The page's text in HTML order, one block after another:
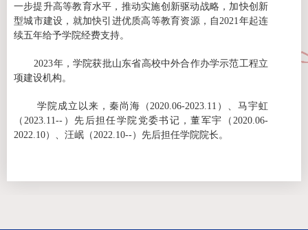
一步提升高等教育水平，推动实施创新驱动战略，加快创新
型城市建设，就加快引进优质高等教育资源， 自2021年起连
续五年给予学院经费支持。
2023年，学院获批山东省高校中外合作办学示范工程立
项建设机构。
学院成立以来，秦尚海（2020.06-2023.11 ）、马宇虹
（2023.11-- ）先后担任学院党委书记，董军宇（2020.06-
2022.10）、汪岷（2022.10--）先后担任学院院长。